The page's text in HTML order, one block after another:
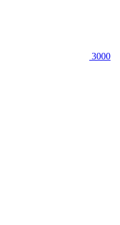
3000